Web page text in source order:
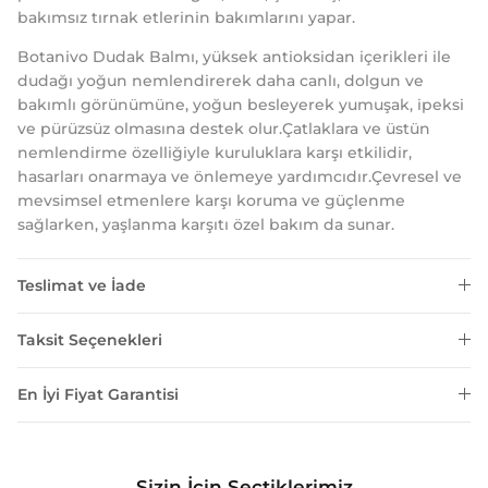
bakımsız tırnak etlerinin bakımlarını yapar.
Botanivo Dudak Balmı, yüksek antioksidan içerikleri ile
dudağı yoğun nemlendirerek daha canlı, dolgun ve
bakımlı görünümüne, yoğun besleyerek yumuşak, ipeksi
ve pürüzsüz olmasına destek olur.Çatlaklara ve üstün
nemlendirme özelliğiyle kuruluklara karşı etkilidir,
hasarları onarmaya ve önlemeye yardımcıdır.Çevresel ve
mevsimsel etmenlere karşı koruma ve güçlenme
sağlarken, yaşlanma karşıtı özel bakım da sunar.
Teslimat ve İade
Taksit Seçenekleri
En İyi Fiyat Garantisi